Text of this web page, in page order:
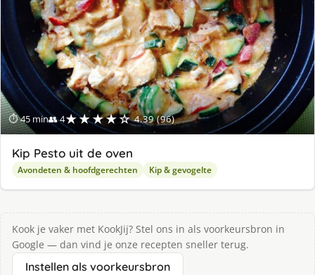
⏱ 45 min👥 4★★★★☆ 4.39 (96)
Kip Pesto uit de oven
Avondeten & hoofdgerechten Kip & gevogelte
Kook je vaker met KookJij? Stel ons in als voorkeursbron in
Google — dan vind je onze recepten sneller terug.
Instellen als voorkeursbron